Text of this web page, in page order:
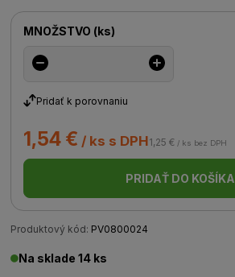
MNOŽSTVO (ks)
Pridať k porovnaniu
1,54 € / ks s DPH1,25 € / ks bez DPH
PRIDAŤ DO KOŠÍKA
Produktový kód: PV0800024
Na sklade 14 ks